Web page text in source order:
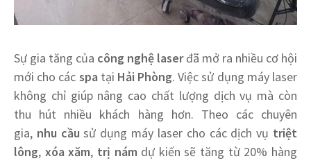
Sự gia tăng của công nghệ laserđã mở ra nhiều cơ hội
mới cho các spa tại Hải Phòng. Việc sử dụng máy laser
không chỉ giúp nâng cao chất lượng dịch vụ mà còn
thu hút nhiều khách hàng hơn. Theo các chuyên
gia, nhu cầu sử dụng máy laser cho các dịch vụ triệt
lông, xóa xăm, trị nám dự kiến sẽ tăng từ 20% hàng